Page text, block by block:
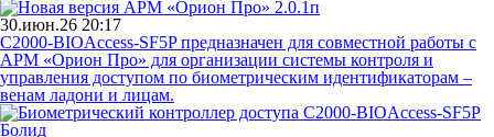
30.июн.26 20:17
С2000-BIOAccess-SF5P предназначен для совместной работы с
АРМ «Орион Про» для организации системы контроля и
управления доступом по биометрическим идентификаторам –
венам ладони и лицам.